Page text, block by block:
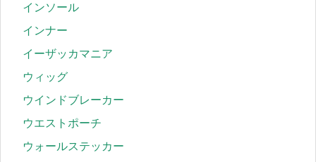
インソール
インナー
イーザッカマニア
ウィッグ
ウインドブレーカー
ウエストポーチ
ウォールステッカー